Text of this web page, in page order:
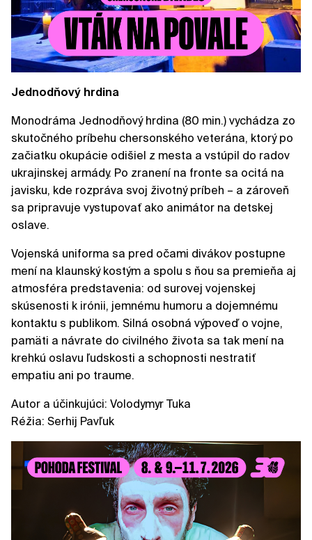
Jednodňový hrdina
Monodráma Jednodňový hrdina (80 min.) vychádza zo
skutočného príbehu chersonského veterána, ktorý po
začiatku okupácie odišiel z mesta a vstúpil do radov
ukrajinskej armády. Po zranení na fronte sa ocitá na
javisku, kde rozpráva svoj životný príbeh – a zároveň
sa pripravuje vystupovať ako animátor na detskej
oslave.
Vojenská uniforma sa pred očami divákov postupne
mení na klaunský kostým a spolu s ňou sa premieňa aj
atmosféra predstavenia: od surovej vojenskej
skúsenosti k irónii, jemnému humoru a dojemnému
kontaktu s publikom. Silná osobná výpoveď o vojne,
pamäti a návrate do civilného života sa tak mení na
krehkú oslavu ľudskosti a schopnosti nestratiť
empatiu ani po traume.
Autor a účinkujúci: Volodymyr Tuka
Réžia: Serhij Pavľuk